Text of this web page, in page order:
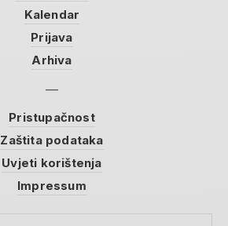
Kalendar
Prijava
Arhiva
Pristupačnost
Zaštita podataka
Uvjeti korištenja
Impressum